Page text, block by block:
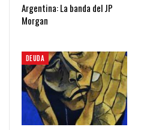
Argentina: La banda del JP
Morgan
DEUDA